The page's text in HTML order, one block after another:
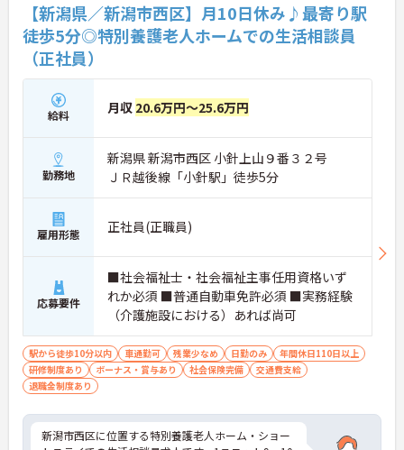
【新潟県／新潟市西区】月10日休み♪最寄り駅
徒歩5分◎特別養護老人ホームでの生活相談員
（正社員）
給料 月収 20.6万円～25.6万円
勤務地
新潟県 新潟市西区 小針上山９番３２号
ＪＲ越後線「小針駅」徒歩5分
雇用形態 正社員(正職員)
応募要件
■社会福祉士・社会福祉主事任用資格いず
れか必須 ■普通自動車免許必須 ■実務経験
（介護施設における）あれば尚可
駅から徒歩10分以内 車通勤可 残業少なめ 日勤のみ
年間休日110日以上
研修制度あり
ボーナス・賞与あり 社会保険完備
交通費支給
退職金制度あり
新潟市西区に位置する特別養護老人ホーム・ショー